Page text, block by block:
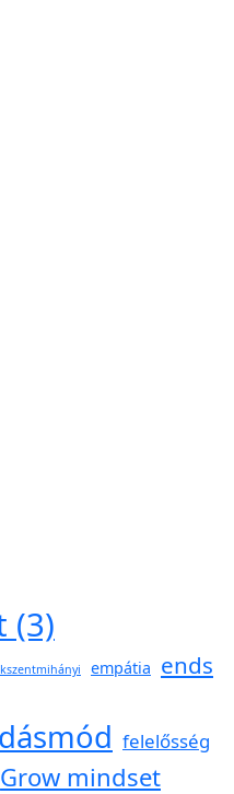
(3)
empátia ends
felelősség
Grow mindset